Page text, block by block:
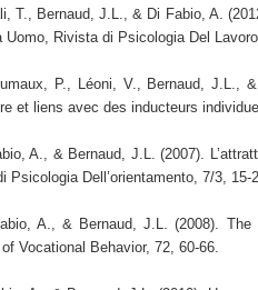
T., Bernaud, J.L., & Di Fabio, A.
Uomo, Rivista di Psicologia Del Lavoro
P., Léoni, V., Bernaud, J.L.,
et liens avec des inducteurs
A., & Bernaud, J.L. (2007).
Psicologia Dell’orientamento, 7/3, 15-
A., & Bernaud, J.L. (2008).
Vocational Behavior, 72, 60-66.